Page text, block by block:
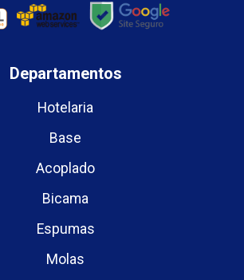
Departamentos
Hotelaria
Base
Acoplado
Bicama
Espumas
Molas